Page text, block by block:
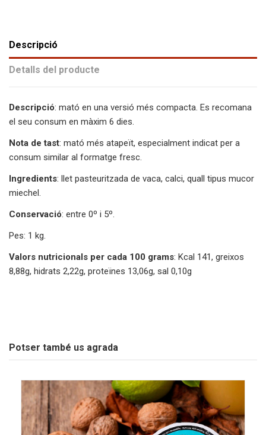
Descripció
Detalls del producte
Descripció: mató en una versió més compacta. Es recomana
el seu consum en màxim 6 dies.
Nota de tast: mató més atapeït, especialment indicat per a
consum similar al formatge fresc.
Ingredients: llet pasteuritzada de vaca, calci, quall tipus mucor
miechel.
Conservació: entre 0º i 5º.
Pes: 1 kg.
Valors nutricionals per cada 100 grams: Kcal 141, greixos
8,88g, hidrats 2,22g, proteïnes 13,06g, sal 0,10g
Potser també us agrada